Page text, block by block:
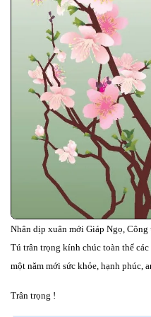
Nhân dịp xuân mới Giáp Ngọ,
Tú trân trọng kính chúc toàn thể
một năm mới sức khỏe, hạnh phúc,
Trân trọng !